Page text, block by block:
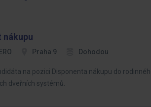
nákupu
Praha 9 Dohodou
na pozici Disponenta nákupu do
dveřních systémů.